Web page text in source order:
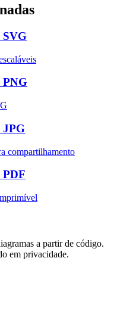
SVG
PNG
JPG
compartilhamento
PDF
a partir de código.
em privacidade.